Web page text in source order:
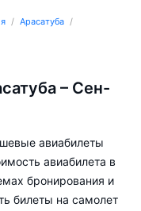
Арасатуба
– Сен-
авиабилеты
авиабилета в
бронирования и
билеты на самолет